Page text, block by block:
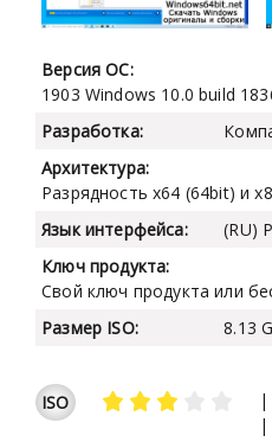
Версия ОС:
1903 Windows 10.0 build
Разработка:
Архитектура:
Разрядность x64 (64bit) и
Язык интерфейса:
(RU)
Ключ продукта:
Свой ключ продукта или
Размер ISO:
8.13
ISO |
|